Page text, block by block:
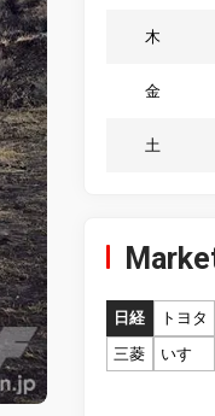
木
金
土
日経 トヨタ
三菱
いすゞ